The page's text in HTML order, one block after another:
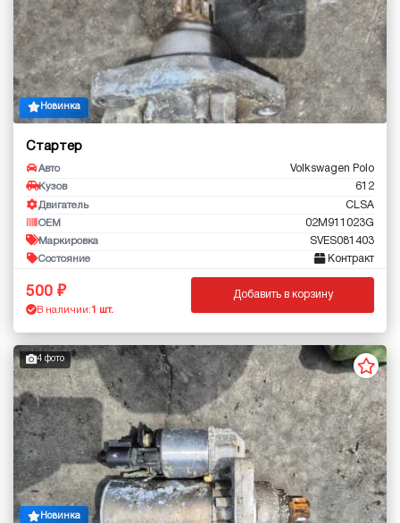
Новинка
Стартер
Авто Volkswagen Polo
Кузов 612
Двигатель CLSA
OEM 02M911023G
Маркировка SVES081403
Состояние Контракт
500
В наличии: 1 шт.
Добавить в корзину
4 фото
Новинка